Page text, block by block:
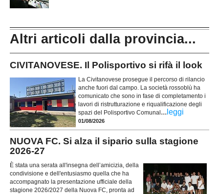
Altri articoli dalla provincia...
CIVITANOVESE. Il Polisportivo si rifà il look
La Civitanovese prosegue il percorso di rilancio
anche fuori dal campo. La società rossoblù ha
comunicato che sono in fase di completamento i
lavori di ristrutturazione e riqualificazione degli
spazi del Polisportivo Comunal... leggi
01/08/2026
NUOVA FC. Si alza il sipario sulla stagione
2026-27
È stata una serata all'insegna dell’amicizia, della
condivisione e dell'entusiasmo quella che ha
accompagnato la presentazione ufficiale della
stagione 2026/2027 della Nuova FC, pronta ad